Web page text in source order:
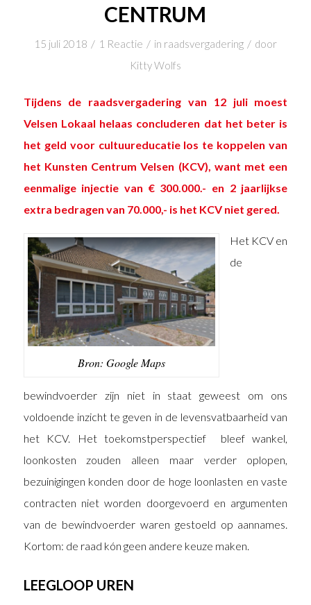
CENTRUM
15 juli 2018 / 1 Reactie / in raadsvergadering / door
Kitty Wolfs
Tijdens de raadsvergadering van 12 julimoest
Velsen Lokaal helaas concluderen dat het beter is
het geld voor cultuureducatie los te koppelen van
het Kunsten Centrum Velsen (KCV), want met een
eenmalige injectie van € 300.000.- en 2 jaarlijkse
extra bedragen van 70.000,- is het KCV niet gered.
Bron: Google Maps
Het KCV en
de
bewindvoerder zijn niet in staat geweest om ons
voldoende inzicht te geven in de levensvatbaarheid van
het KCV. Het toekomstperspectief bleef wankel,
loonkosten zouden alleen maar verder oplopen,
bezuinigingen konden door de hoge loonlasten en vaste
contracten niet worden doorgevoerd en argumenten
van de bewindvoerder waren gestoeld op aannames.
Kortom: de raad kón geen andere keuze maken.
LEEGLOOP UREN